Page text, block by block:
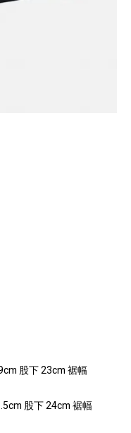
股下 23cm 裾幅
股下 24cm 裾幅